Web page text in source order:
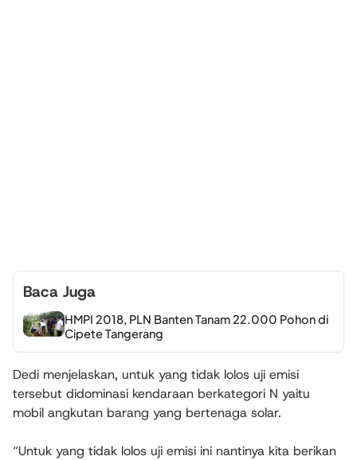
Baca Juga
HMPI 2018, PLN Banten Tanam 22.000 Pohon di
Cipete Tangerang
Dedi menjelaskan, untuk yang tidak lolos uji emisi
tersebut didominasi kendaraan berkategori N yaitu
mobil angkutan barang yang bertenaga solar.
“Untuk yang tidak lolos uji emisi ini nantinya kita berikan